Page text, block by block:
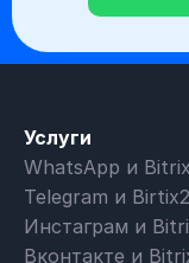
Услуги
WhatsApp и
Telegram и
Инстаграм и
Вконтакте и